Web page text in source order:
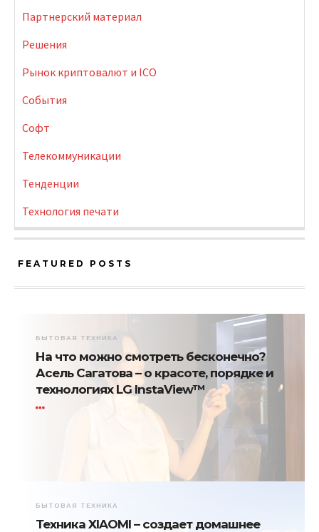
Партнерский материал
Решения
Рынок криптовалют и ICO
События
Софт
Телекоммуникации
Тенденции
Технология печати
FEATURED POSTS
БЫТОВАЯ ТЕХНИКА
На что можно смотреть бесконечно?
Асель Сагатова – о красоте, порядке и
технологиях LG InstaView™
БЫТОВАЯ ТЕХНИКА
Техника XIAOMI – создает домашнее